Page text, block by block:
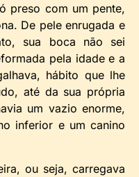
preso com um pente,
De pele enrugada e
sua boca não sei
pela idade e a
hábito que lhe
até da sua própria
um vazio enorme,
inferior e um canino
ou seja, carregava